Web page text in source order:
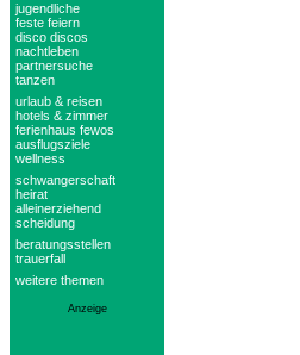
jugendliche
feste feiern
disco discos
nachtleben
partnersuche
tanzen
urlaub & reisen
hotels & zimmer
ferienhaus fewos
ausflugsziele
wellness
schwangerschaft
heirat
alleinerziehend
scheidung
beratungsstellen
trauerfall
weitere themen
Anzeige